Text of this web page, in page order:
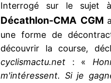
Interrogé sur le sujet
Décathlon-CMA CGM
une forme de
découvrir la course,
cyclismactu.net : «
m'intéressent. Si je